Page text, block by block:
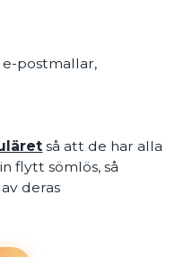
postmallar,
så att de har alla
flytt sömlös, så
deras